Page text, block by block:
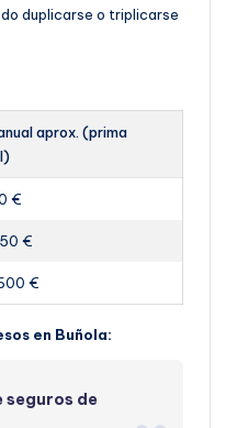
duplicarse o triplicarse
aprox. (prima
€
€
€
en Buñola:
seguros de